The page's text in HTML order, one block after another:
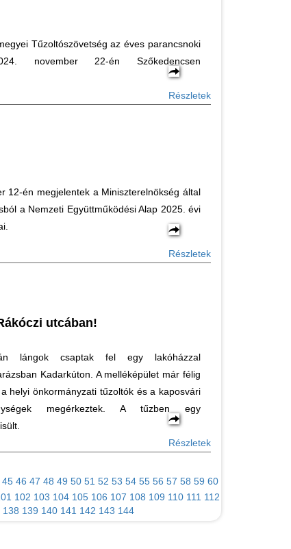
Tűzoltószövetség az éves parancsnoki
november 22-én Szőkedencsen
Részletek
12-én megjelentek a Miniszterelnökség által
a Nemzeti Együttműködési Alap 2025. évi
Részletek
utcában!
lángok csaptak fel egy lakóházzal
Kadarkúton. A melléképület már félig
helyi önkormányzati tűzoltók és a kaposvári
megérkeztek. A tűzben egy
Részletek
45 46 47 48 49 50 51 52 53 54 55 56 57 58 59 60
102 103 104 105 106 107 108 109 110 111 112
138 139 140 141 142 143 144